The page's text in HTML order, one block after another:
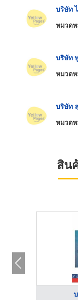
บริษัท
หมวด
บริษัท
หมวด
บริษัท
หมวด
สิน